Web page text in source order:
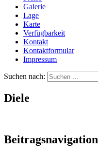
Galerie
Lage
Karte
Verfügbarkeit
Kontakt
Kontaktformular
Impressum
Suchen nach:
Diele
Beitragsnavigation